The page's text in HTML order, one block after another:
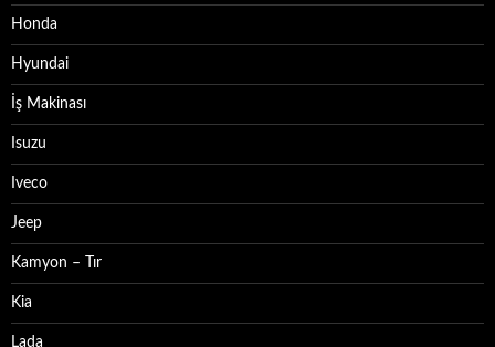
Honda
Hyundai
İş Makinası
Isuzu
Iveco
Jeep
Kamyon – Tır
Kia
Lada